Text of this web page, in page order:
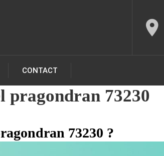
CONTACT
pragondran 73230
73230 ?